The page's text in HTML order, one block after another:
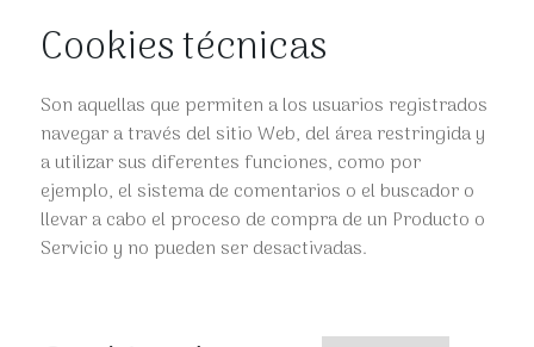
Cookies técnicas
Son aquellas que permiten a los usuarios registrados
navegar a través del sitio Web, del área restringida y
a utilizar sus diferentes funciones, como por
ejemplo, el sistema de comentarios o el buscador o
llevar a cabo el proceso de compra de un Producto o
Servicio y no pueden ser desactivadas.